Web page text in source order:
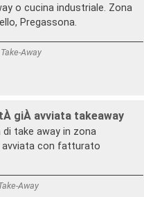
o cucina industriale. Zona
Pregassona.
Away
giÀ avviata takeaway
take away in zona
con fatturato
Away